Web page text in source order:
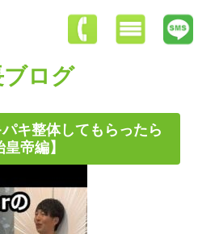
ブログ
キ整体してもらったら
帝編】